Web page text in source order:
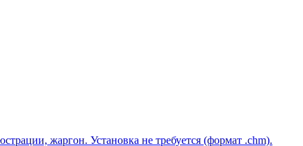
жаргон. Установка не требуется (формат .chm).